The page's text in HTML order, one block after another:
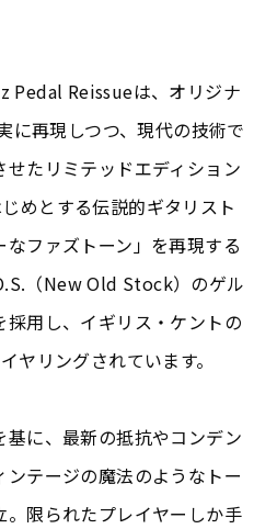
Pedal Reissueは、オリジナ
に再現しつつ、現代の技術で
たリミテッドエディション
めとする伝説的ギタリスト
ファズトーン」を再現する
（New Old Stock）のゲル
用し、イギリス・ケントの
ヤリングされています。
に、最新の抵抗やコンデン
テージの魔法のようなトー
。限られたプレイヤーしか手